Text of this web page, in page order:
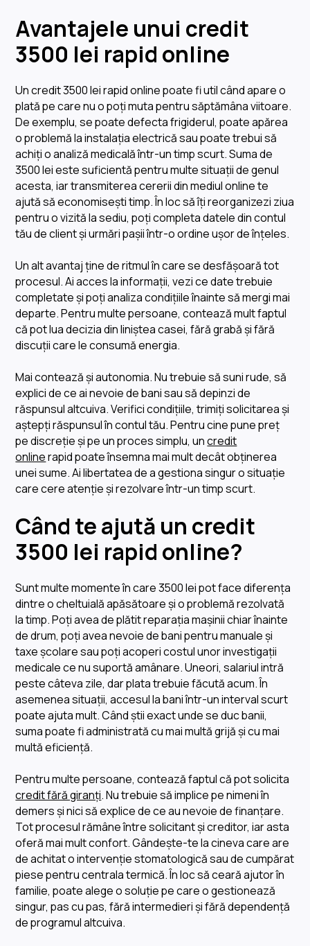
Avantajele unui credit
3500 lei rapid online
Un credit 3500 lei rapid online poate fi util când apare o
plată pe care nu o poți muta pentru săptămâna viitoare.
De exemplu, se poate defecta frigiderul, poate apărea
o problemă la instalația electrică sau poate trebui să
achiți o analiză medicală într-un timp scurt. Suma de
3500 lei este suficientă pentru multe situații de genul
acesta, iar transmiterea cererii din mediul online te
ajută să economisești timp. În loc să îți reorganizezi ziua
pentru o vizită la sediu, poți completa datele din contul
tău de client și urmări pașii într-o ordine ușor de înțeles.
Un alt avantaj ține de ritmul în care se desfășoară tot
procesul. Ai acces la informații, vezi ce date trebuie
completate și poți analiza condițiile înainte să mergi mai
departe. Pentru multe persoane, contează mult faptul
că pot lua decizia din liniștea casei, fără grabă și fără
discuții care le consumă energia.
Mai contează și autonomia. Nu trebuie să suni rude, să
explici de ce ai nevoie de bani sau să depinzi de
răspunsul altcuiva. Verifici condițiile, trimiți solicitarea și
aștepți răspunsul în contul tău. Pentru cine pune preț
pe discreție și pe un proces simplu, uncredit
onlinerapid poate însemna mai mult decât obținerea
unei sume. Ai libertatea de a gestiona singur o situație
care cere atenție și rezolvare într-un timp scurt.
Când te ajută un credit
3500 lei rapid online?
Sunt multe momente în care 3500 lei pot face diferența
dintre o cheltuială apăsătoare și o problemă rezolvată
la timp. Poți avea de plătit reparația mașinii chiar înainte
de drum, poți avea nevoie de bani pentru manuale și
taxe școlare sau poți acoperi costul unor investigații
medicale ce nu suportă amânare. Uneori, salariul intră
peste câteva zile, dar plata trebuie făcută acum. În
asemenea situații, accesul la bani într-un interval scurt
poate ajuta mult. Când știi exact unde se duc banii,
suma poate fi administrată cu mai multă grijă și cu mai
multă eficiență.
Pentru multe persoane, contează faptul că pot solicita
credit fără giranți. Nu trebuie să implice pe nimeni în
demers și nici să explice de ce au nevoie de finanțare.
Tot procesul rămâne între solicitant și creditor, iar asta
oferă mai mult confort. Gândește-te la cineva care are
de achitat o intervenție stomatologică sau de cumpărat
piese pentru centrala termică. În loc să ceară ajutor în
familie, poate alege o soluție pe care o gestionează
singur, pas cu pas, fără intermedieri și fără dependență
de programul altcuiva.